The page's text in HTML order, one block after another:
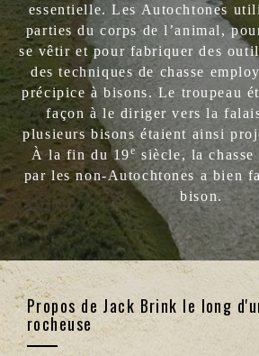
essentielle. Les Autochtones
parties du corps de l’animal,
se vêtir et pour fabriquer des
des techniques de chasse
précipice à bisons. Le troupeau
façon à le diriger vers la
plusieurs bisons étaient ainsi
À la fin du 19e siècle, la
par les non-Autochtones a bien
bison.
Propos de Jack Brink le long
rocheuse